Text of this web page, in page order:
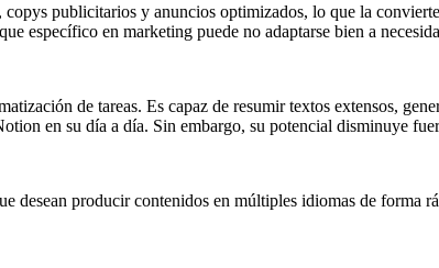
publicitarios y anuncios optimizados, lo que la
específico en marketing puede no adaptarse bien a
de tareas. Es capaz de resumir textos extensos,
en su día a día. Sin embargo, su potencial disminuye
desean producir contenidos en múltiples idiomas de forma